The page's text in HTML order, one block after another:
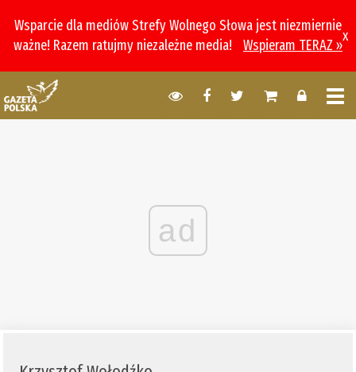
Wsparcie dla mediów Strefy Wolnego Słowa jest niezmiernie
ważne! Razem ratujmy niezależne media!
Wspieram TERAZ »
x
ad